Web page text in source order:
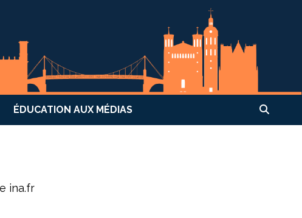
ÉDUCATION AUX MÉDIAS
ina.fr